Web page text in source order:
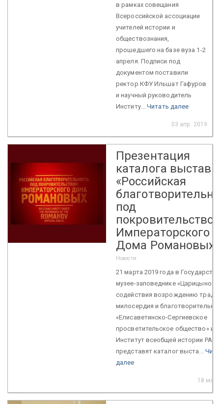
в рамках совещания
Всероссийской ассоциации
учителей истории и
обществознания,
прошедшего на базе вуза 1-2
апреля. Подписи под
документом поставили
ректор КФУ Ильшат Гафуров
и научный руководитель
Институ...Читать далее
03 апр. 2019
Презентация
каталога
«Российская
под
Императорского
Дома Романовых»
Новости
21 марта 2019 года в
музее-заповеднике «Царицыно»
содействия возрождению
милосердия и
«Елисаветинско-Сергиевское
просветительское общество» и
Институт всеобщей истории РАН
представят каталог выста...
далее
18